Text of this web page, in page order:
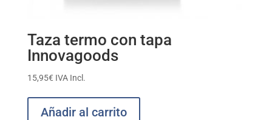
Taza termo con tapa
Innovagoods
15,95€ IVA Incl.
Añadir al carrito